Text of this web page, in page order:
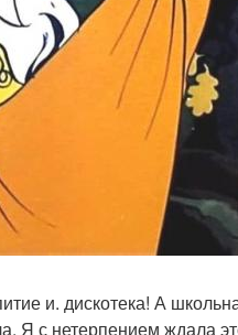
и. дискотека! А
Я с нетерпением ждала